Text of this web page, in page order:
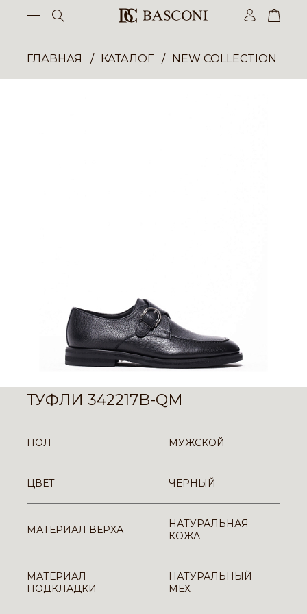
ГЛАВНАЯ КАТАЛОГ NEW COLLECTION
ТУФЛИ 342217B-QM
ПОЛ МУЖСКОЙ
ЦВЕТ ЧЕРНЫЙ
МАТЕРИАЛ ВЕРХА
НАТУРАЛЬНАЯ
КОЖА
МАТЕРИАЛ
ПОДКЛАДКИ
НАТУРАЛЬНЫЙ
МЕХ